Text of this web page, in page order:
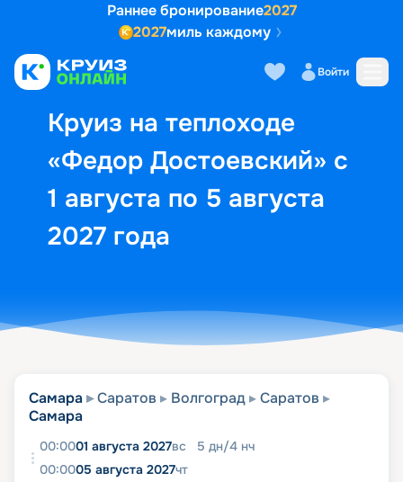
Раннее бронирование2027
2027миль каждому
Войти
Круиз на теплоходе
«Федор Достоевский» с
1 августа по 5 августа
2027 года
Выбор кают Маршрут и
Самара Саратов Волгоград
Саратов
Самара
00:0001 августа 2027вс 5 дн/4 нч
00:0005 августа 2027чт